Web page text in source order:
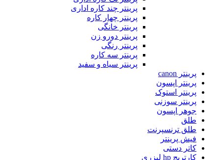
پرینتر چند کاره اداری
پرینتر چهار کاره
پرینتر خانگی
پرینتر دورو زن
پرینتر رنگی
پرینتر سه کاره
پرینتر سیاه و سفید
پرینتر canon
پرینتر اپسون
پرینتر استوک
پرینتر سوزنی
جوهر اپسون
طلق
طلق ترنسپرنت
فیش پرینتر
کاتر دستی
کارتریج hp لیزری